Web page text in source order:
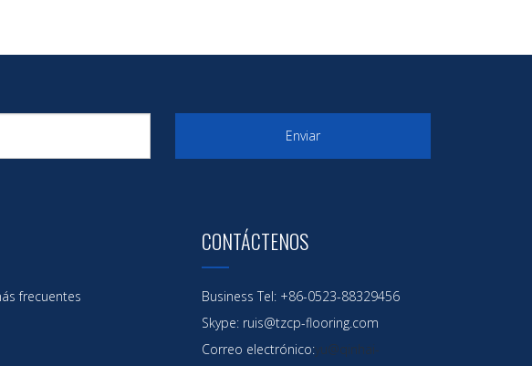
Enviar
frecuentes
CONTÁCTENOS
Business Tel: +86-0523-88329456
Skype: ruis@tzcp-flooring.com
Correo electrónico:yu@qinhai-